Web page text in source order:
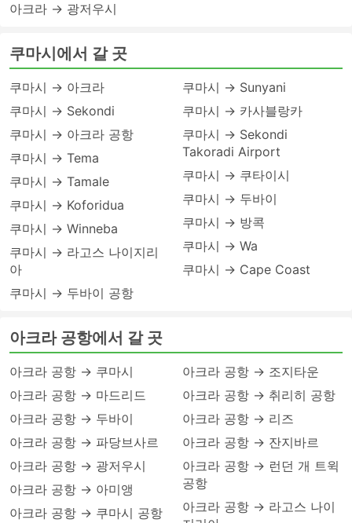
아크라 → 광저우시
쿠마시에서 갈 곳
쿠마시 → 아크라
쿠마시 → Sekondi
쿠마시 → 아크라 공항
쿠마시 → Tema
쿠마시 → Tamale
쿠마시 → Koforidua
쿠마시 → Winneba
쿠마시 → 라고스 나이지리
아
쿠마시 → 두바이 공항
쿠마시 → Sunyani
쿠마시 → 카사블랑카
쿠마시 → Sekondi
Takoradi Airport
쿠마시 → 쿠타이시
쿠마시 → 두바이
쿠마시 → 방콕
쿠마시 → Wa
쿠마시 → Cape Coast
아크라 공항에서 갈 곳
아크라 공항 → 쿠마시
아크라 공항 → 마드리드
아크라 공항 → 두바이
아크라 공항 → 파당브사르
아크라 공항 → 광저우시
아크라 공항 → 아미앵
아크라 공항 → 쿠마시 공항
아크라 공항 → 조지타운
아크라 공항 → 취리히 공항
아크라 공항 → 리즈
아크라 공항 → 잔지바르
아크라 공항 → 런던 개 트윅
공항
아크라 공항 → 라고스 나이